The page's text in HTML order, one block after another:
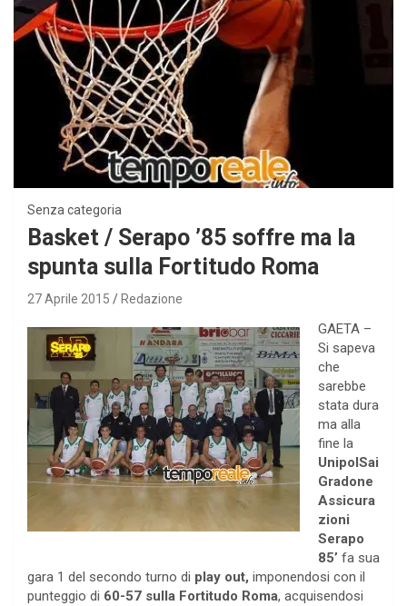
Senza categoria
Basket / Serapo ’85 soffre ma la
spunta sulla Fortitudo Roma
27 Aprile 2015 Redazione
GAETA –
Si sapeva
che
sarebbe
stata dura
ma alla
fine la
UnipolSai
Gradone
Assicura
zioni
Serapo
85’ fa sua
gara 1 del secondo turno di play out, imponendosi con il
punteggio di 60-57 sulla Fortitudo Roma, acquisendosi